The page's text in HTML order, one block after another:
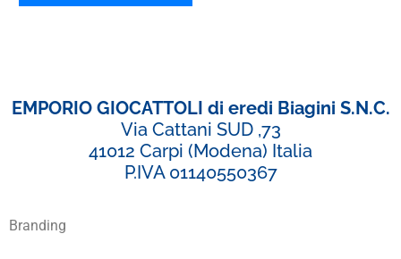
EMPORIO GIOCATTOLI di eredi Biagini S.N.C.
Via Cattani SUD ,73
41012 Carpi (Modena) Italia
P.IVA 01140550367
Branding